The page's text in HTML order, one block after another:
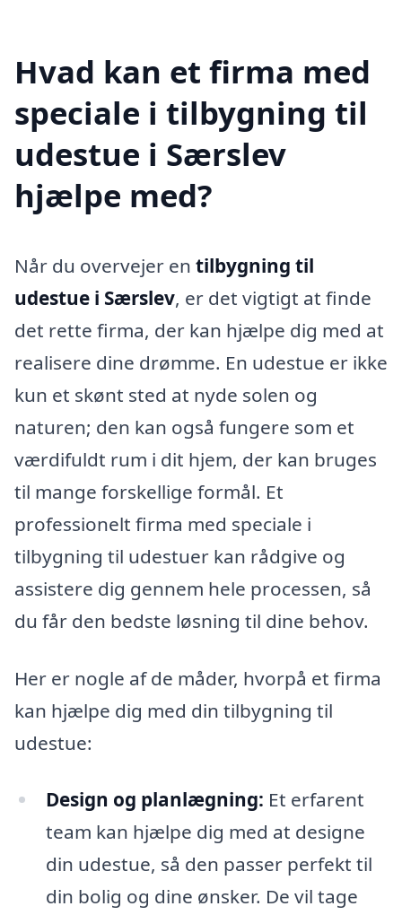
Hvad kan et firma med
speciale i tilbygning til
udestue i Særslev
hjælpe med?
Når du overvejer en tilbygning til
udestue i Særslev, er det vigtigt at finde
det rette firma, der kan hjælpe dig med at
realisere dine drømme. En udestue er ikke
kun et skønt sted at nyde solen og
naturen; den kan også fungere som et
værdifuldt rum i dit hjem, der kan bruges
til mange forskellige formål. Et
professionelt firma med speciale i
tilbygning til udestuer kan rådgive og
assistere dig gennem hele processen, så
du får den bedste løsning til dine behov.
Her er nogle af de måder, hvorpå et firma
kan hjælpe dig med din tilbygning til
udestue:
Design og planlægning: Et erfarent
team kan hjælpe dig med at designe
din udestue, så den passer perfekt til
din bolig og dine ønsker. De vil tage